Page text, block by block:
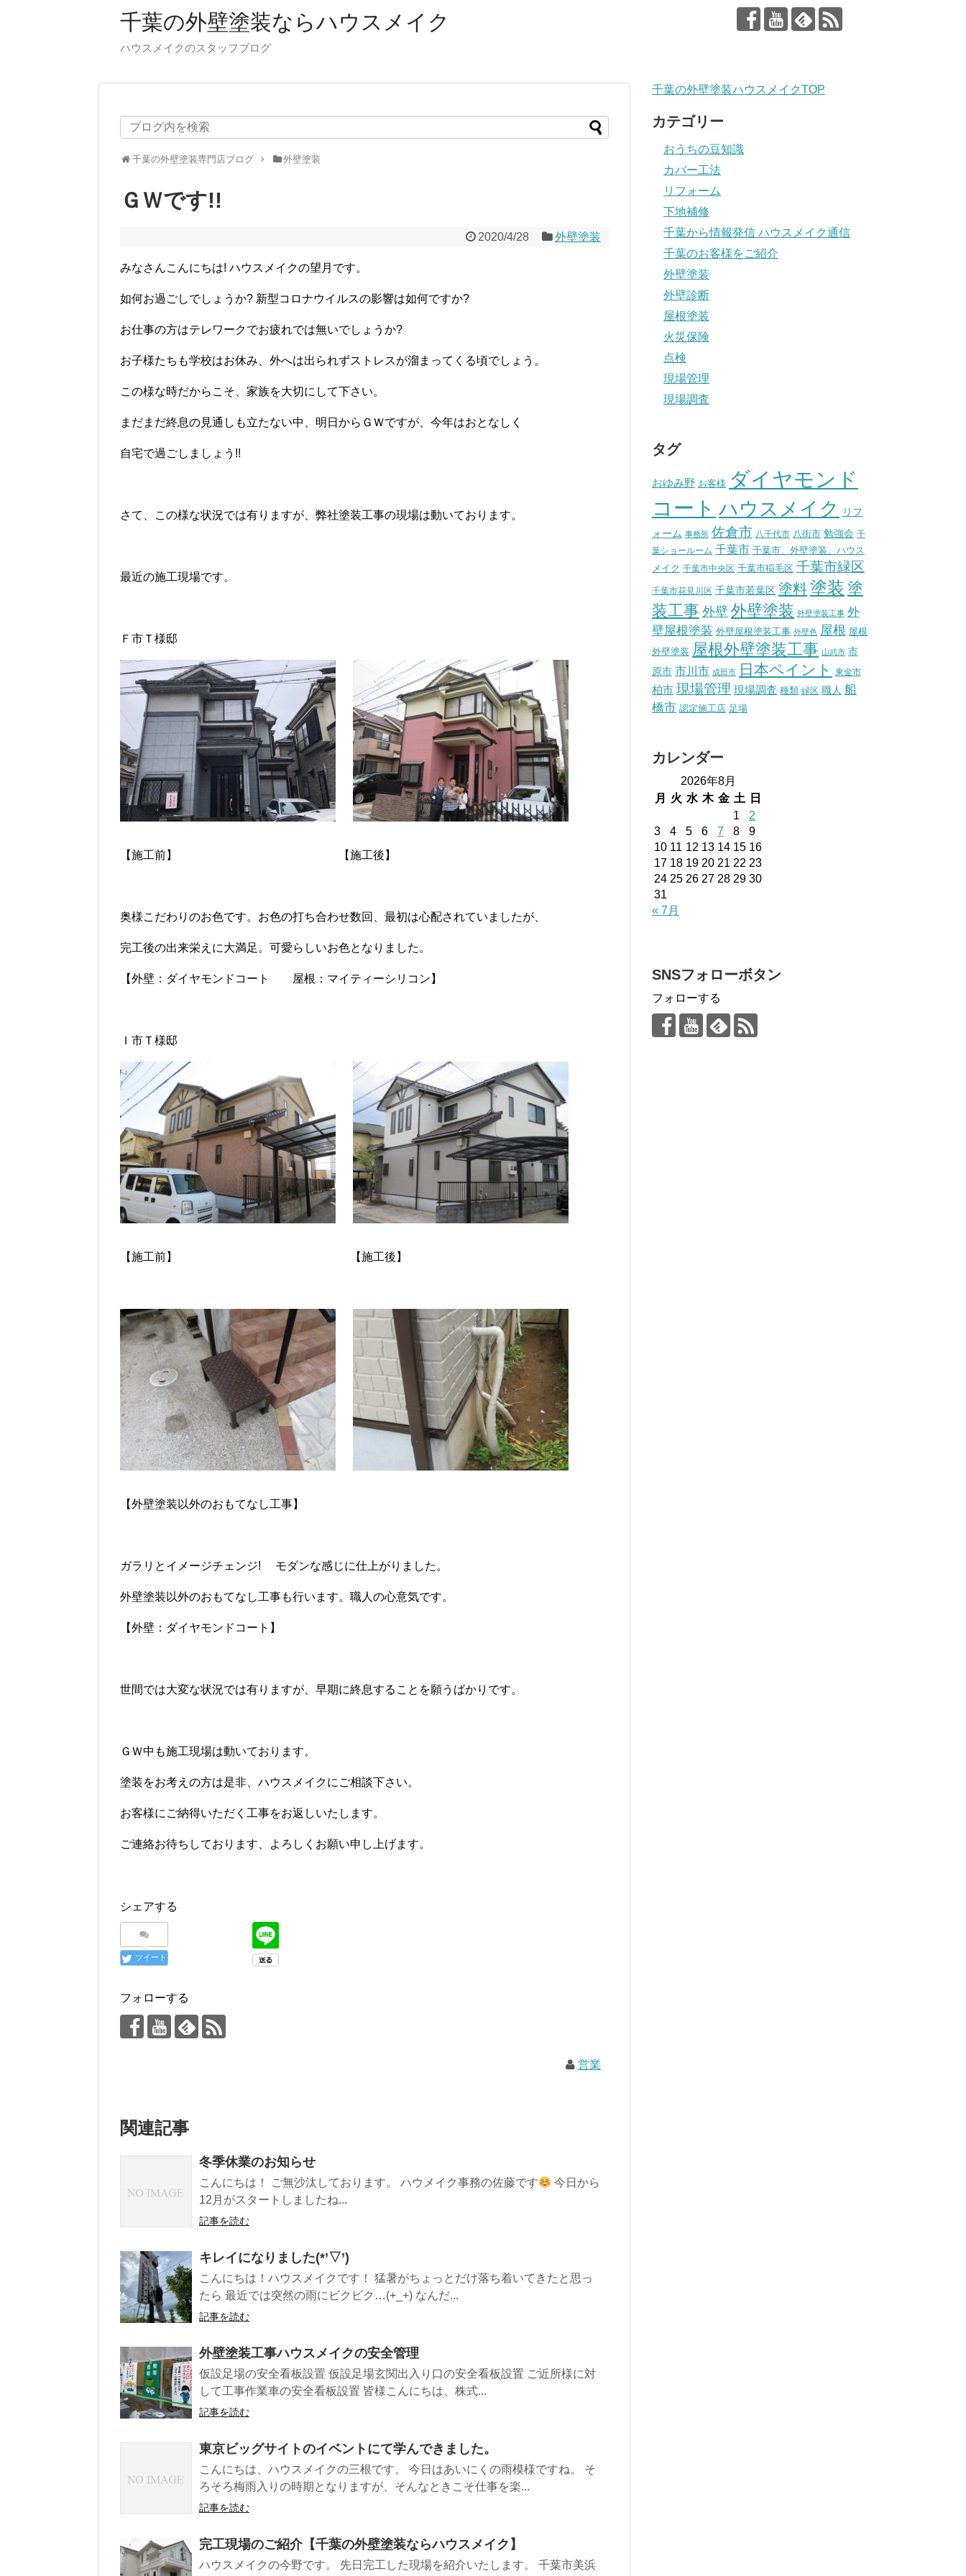
千葉の外壁塗装ならハウスメイク
ハウスメイクのスタッフブログ
千葉の外壁塗装専門店ブログ 外壁塗装
ＧＷです!!
2020/4/28 外壁塗装
みなさんこんにちは! ハウスメイクの望月です。
如何お過ごしでしょうか? 新型コロナウイルスの影響は如何ですか?
お仕事の方はテレワークでお疲れでは無いでしょうか?
お子様たちも学校はお休み、外へは出られずストレスが溜まってくる頃でしょう。
この様な時だからこそ、家族を大切にして下さい。
まだまだ終息の見通しも立たない中、明日からＧＷですが、今年はおとなしく
自宅で過ごしましょう!!
さて、この様な状況では有りますが、弊社塗装工事の現場は動いております。
最近の施工現場です。
Ｆ市Ｔ様邸
【施工前】 【施工後】
奥様こだわりのお色です。お色の打ち合わせ数回、最初は心配されていましたが、
完工後の出来栄えに大満足。可愛らしいお色となりました。
【外壁：ダイヤモンドコート 屋根：マイティーシリコン】
Ｉ市Ｔ様邸
【施工前】 【施工後】
【外壁塗装以外のおもてなし工事】
ガラリとイメージチェンジ! モダンな感じに仕上がりました。
外壁塗装以外のおもてなし工事も行います。職人の心意気です。
【外壁：ダイヤモンドコート】
世間では大変な状況では有りますが、早期に終息することを願うばかりです。
ＧＷ中も施工現場は動いております。
塗装をお考えの方は是非、ハウスメイクにご相談下さい。
お客様にご納得いただく工事をお返しいたします。
ご連絡お待ちしております、よろしくお願い申し上げます。
シェアする
ツイート
フォローする
営業
関連記事
冬季休業のお知らせ
こんにちは！ ご無沙汰しております。 ハウメイク事務の佐藤です
今日から
12月がスタートしましたね...
記事を読む
キレイになりました(*’▽’)
こんにちは！ハウスメイクです！ 猛暑がちょっとだけ落ち着いてきたと思っ
たら 最近では突然の雨にビクビク…(+_+) なんだ...
記事を読む
外壁塗装工事ハウスメイクの安全管理
仮設足場の安全看板設置 仮設足場玄関出入り口の安全看板設置 ご近所様に対
して工事作業車の安全看板設置 皆様こんにちは、株式...
記事を読む
東京ビッグサイトのイベントにて学んできました。
こんにちは、ハウスメイクの三根です。 今日はあいにくの雨模様ですね。 そ
ろそろ梅雨入りの時期となりますが、そんなときこそ仕事を楽...
記事を読む
完工現場のご紹介【千葉の外壁塗装ならハウスメイク】
ハウスメイクの今野です。 先日完工した現場を紹介いたします。 千葉市美浜
千葉の外壁塗装ハウスメイクTOP
カテゴリー
おうちの豆知識
カバー工法
リフォーム
下地補修
千葉から情報発信 ハウスメイク通信
千葉のお客様をご紹介
外壁塗装
外壁診断
屋根塗装
火災保険
点検
現場管理
現場調査
タグ
おゆみ野 お客様 ダイヤモンド
コート ハウスメイク
リフ
ォーム 事務所 佐倉市 八千代市 八街市 勉強会 千
葉ショールーム 千葉市 千葉市、外壁塗装、ハウス
メイク 千葉市中央区 千葉市稲毛区 千葉市緑区
千葉市花見川区 千葉市若葉区 塗料塗装 塗
装工事 外壁 外壁塗装 外壁塗装工事 外
壁屋根塗装 外壁屋根塗装工事 外壁色 屋根 屋根
外壁塗装 屋根外壁塗装工事 山武市 市
原市 市川市 成田市 日本ペイント 東金市
柏市 現場管理 現場調査 種類 緑区 職人 船
橋市 認定施工店 足場
カレンダー
2026年8月
月
火 水 木 金 土
日
1
2
3
4 5 6 7 8
9
10 11 12 13 14 15 16
17 18 19 20 21 22 23
24 25 26 27 28 29 30
31
« 7月
SNSフォローボタン
フォローする